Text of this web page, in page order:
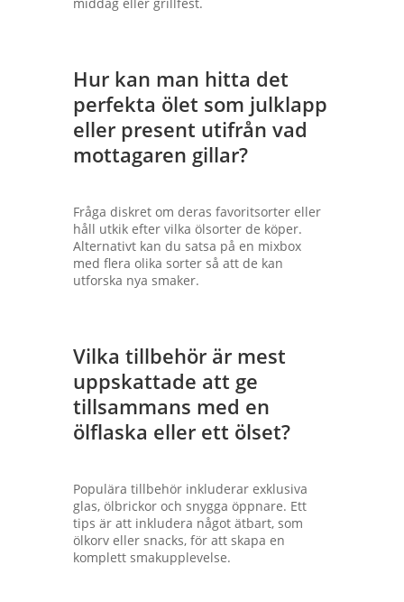
Hur kan man hitta det
perfekta ölet som julklapp
eller present utifrån vad
mottagaren gillar?
Fråga diskret om deras favoritsorter eller
håll utkik efter vilka ölsorter de köper.
Alternativt kan du satsa på en mixbox
med flera olika sorter så att de kan
utforska nya smaker.
Vilka tillbehör är mest
uppskattade att ge
tillsammans med en
ölflaska eller ett ölset?
Populära tillbehör inkluderar exklusiva
glas, ölbrickor och snygga öppnare. Ett
tips är att inkludera något ätbart, som
ölkorv eller snacks, för att skapa en
komplett smakupplevelse.